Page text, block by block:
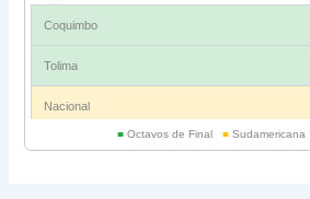
Coquimbo
Tolima
Nacional
■Octavos de Final ■Sudamericana